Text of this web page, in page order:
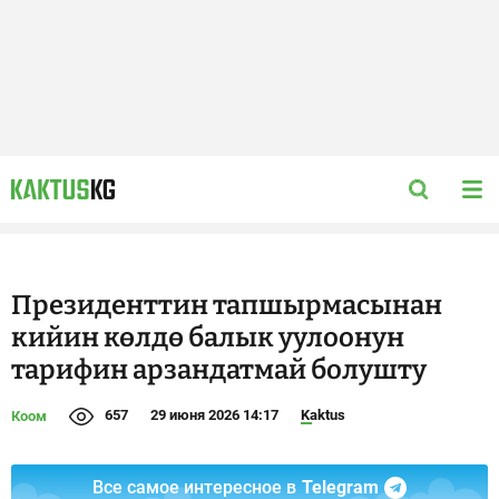
Президенттин тапшырмасынан
кийин көлдө балык уулоонун
тарифин арзандатмай болушту
Коом 657 29 июня 2026 14:17 Kaktus
Все самое интересное в Telegram